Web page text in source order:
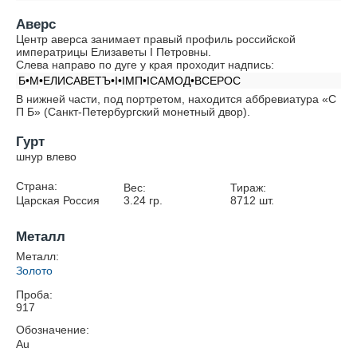
Аверс
Центр аверса занимает правый профиль российской
императрицы Елизаветы I Петровны.
Слева направо по дуге у края проходит надпись:
Б•М•ЕЛИСАВЕТЪ•I•IМП•IСАМОД•ВСЕРОС
В нижней части, под портретом, находится аббревиатура «С
П Б» (Санкт-Петербургский монетный двор).
Гурт
шнур влево
Страна:
Царская Россия
Вес:
3.24гр.
Тираж:
8712 шт.
Металл
Металл:
Золото
Проба:
917
Обозначение:
Au